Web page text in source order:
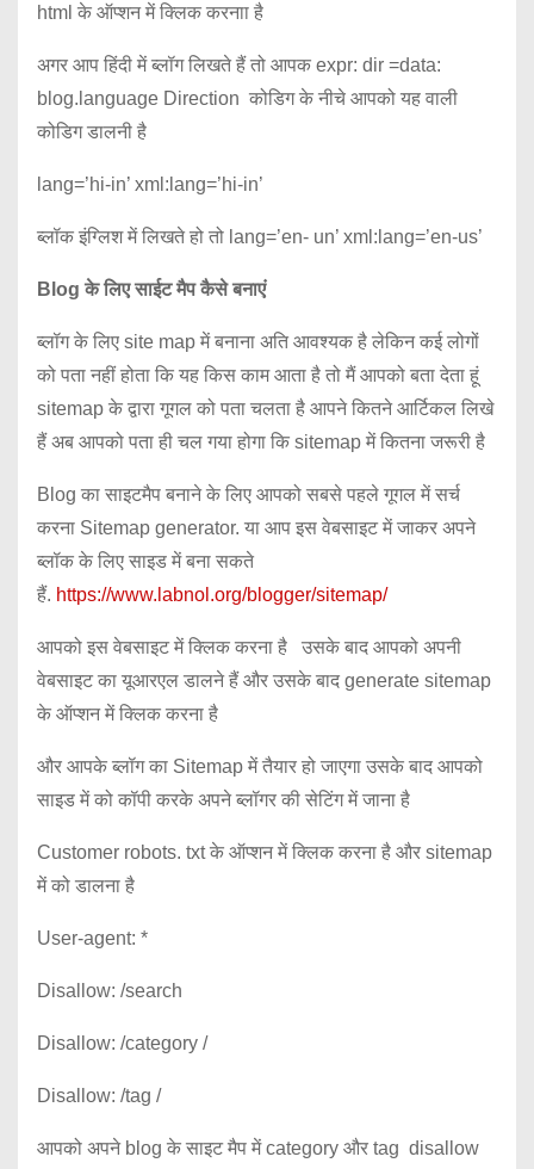
html के ऑप्शन में क्लिक करनाा है
अगर आप हिंदी में ब्लॉग लिखते हैं तो आपक expr: dir =data:
blog.language Direction कोडिग के नीचे आपको यह वाली
कोडिग डालनी है
lang=’hi-in’ xml:lang=’hi-in’
ब्लॉक इंग्लिश में लिखते हो तो lang=’en- un’ xml:lang=’en-us’
Blog के लिए साईट मैप कैसे बनाएं
ब्लॉग के लिए site map में बनाना अति आवश्यक है लेकिन कई लोगों
को पता नहीं होता कि यह किस काम आता है तो मैं आपको बता देता हूं
sitemap के द्वारा गूगल को पता चलता है आपने कितने आर्टिकल लिखे
हैं अब आपको पता ही चल गया होगा कि sitemap में कितना जरूरी है
Blog का साइटमैप बनाने के लिए आपको सबसे पहले गूगल में सर्च
करना Sitemap generator. या आप इस वेबसाइट में जाकर अपने
ब्लॉक के लिए साइड में बना सकते
हैं. https://www.labnol.org/blogger/sitemap/
आपको इस वेबसाइट में क्लिक करना है उसके बाद आपको अपनी
वेबसाइट का यूआरएल डालने हैं और उसके बाद generate sitemap
के ऑप्शन में क्लिक करना है
और आपके ब्लॉग का Sitemap में तैयार हो जाएगा उसके बाद आपको
साइड में को कॉपी करके अपने ब्लॉगर की सेटिंग में जाना है
Customer robots. txt के ऑप्शन में क्लिक करना है और sitemap
में को डालना है
User-agent: *
Disallow: /search
Disallow: /category /
Disallow: /tag /
आपको अपने blog के साइट मैप में category और tag disallow